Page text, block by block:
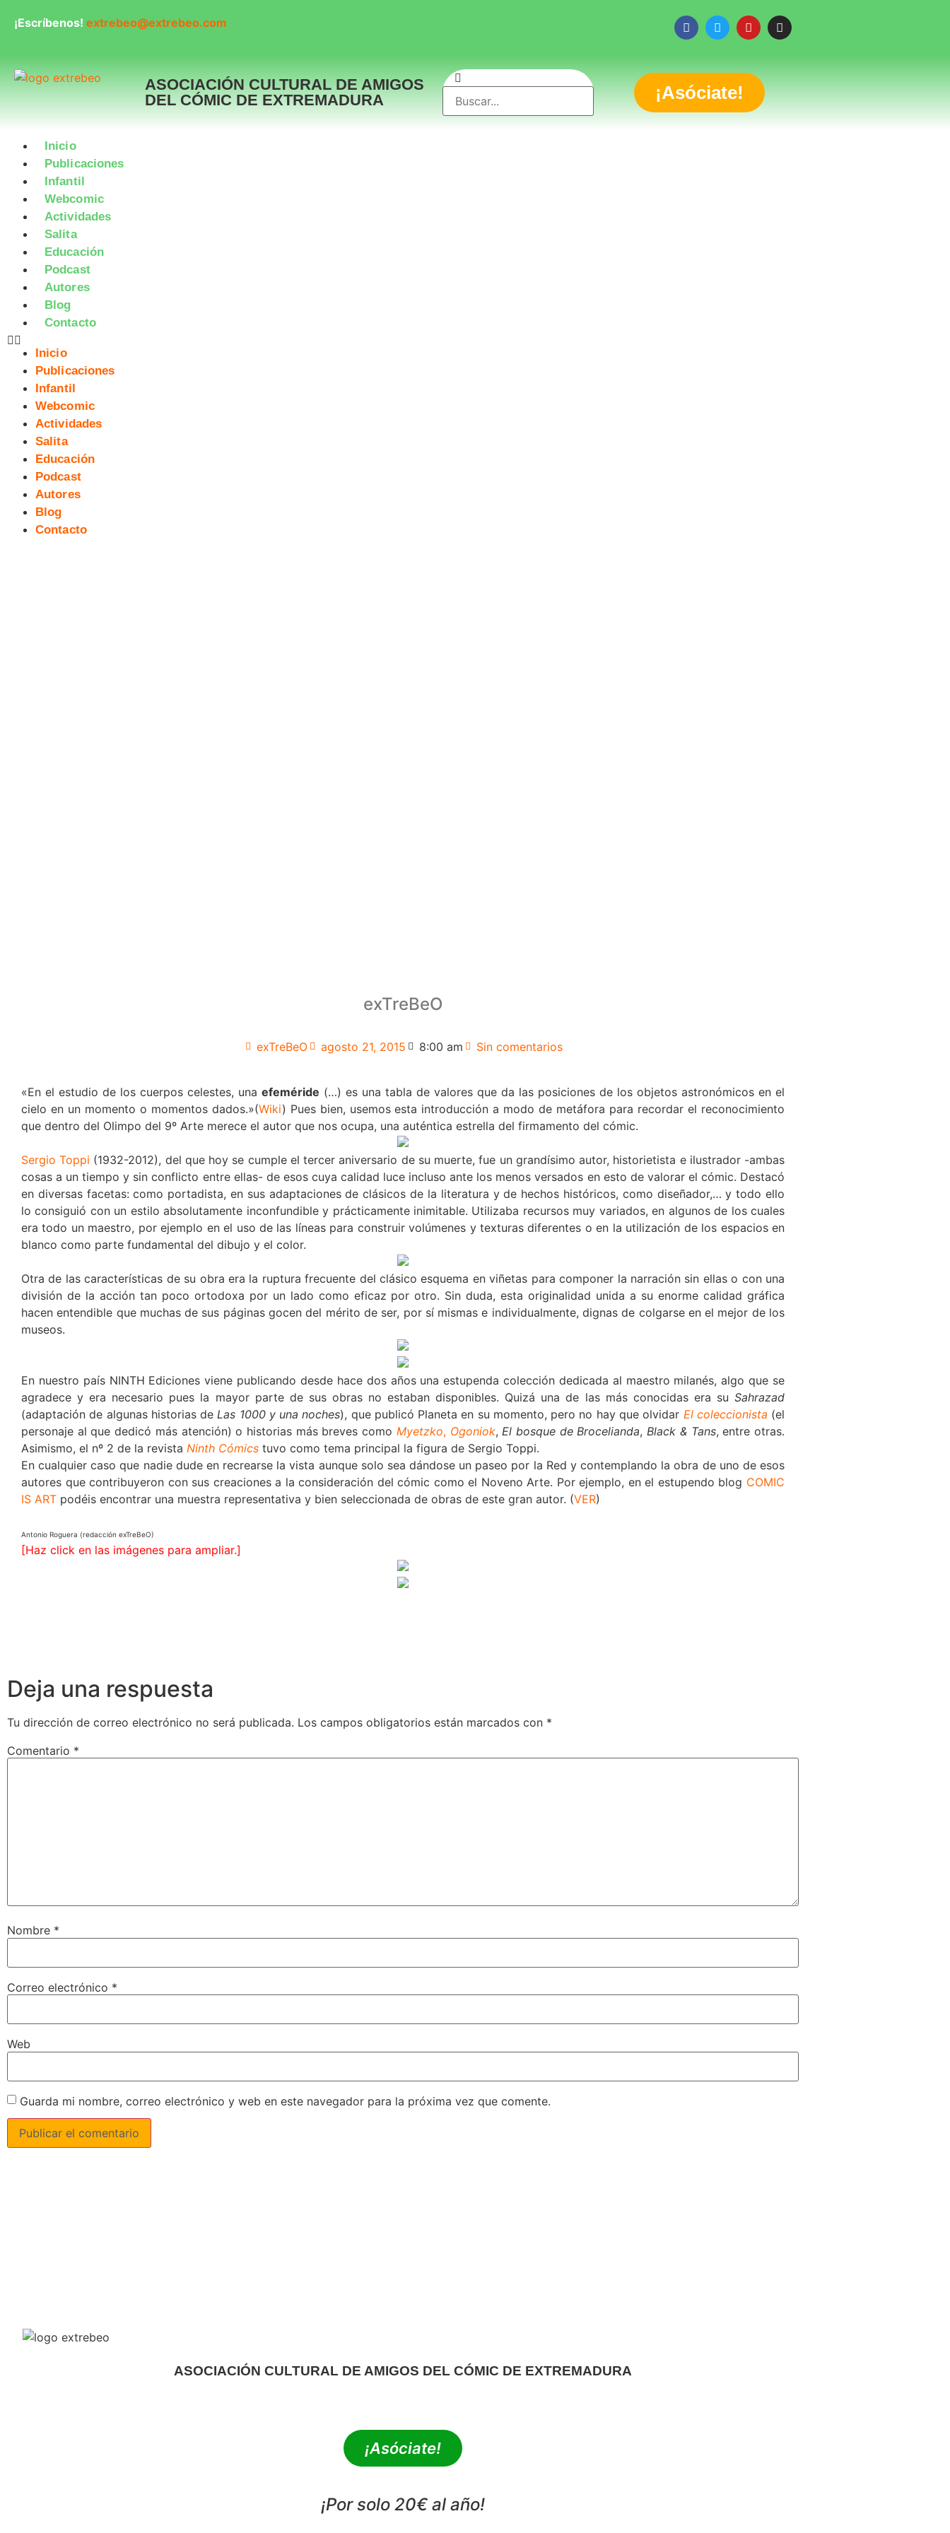
¡Escríbenos! extrebeo@extrebeo.com
ASOCIACIÓN CULTURAL DE AMIGOS
DEL CÓMIC DE EXTREMADURA
¡Asóciate!
Inicio
Publicaciones
Infantil
Webcomic
Actividades
Salita
Educación
Podcast
Autores
Blog
Contacto
Inicio
Publicaciones
Infantil
Webcomic
Actividades
Salita
Educación
Podcast
Autores
Blog
Contacto
exTreBeO
exTreBeO agosto 21, 2015 8:00 am Sin comentarios
«En el estudio de los cuerpos celestes, una efeméride (…) es una tabla de valores que da las posiciones de los objetos astronómicos en el
cielo en un momento o momentos dados.»(Wiki) Pues bien, usemos esta introducción a modo de metáfora para recordar el reconocimiento
que dentro del Olimpo del 9º Arte merece el autor que nos ocupa, una auténtica estrella del firmamento del cómic.
Sergio Toppi (1932-2012), del que hoy se cumple el tercer aniversario de su muerte, fue un grandísimo autor, historietista e ilustrador -ambas
cosas a un tiempo y sin conflicto entre ellas- de esos cuya calidad luce incluso ante los menos versados en esto de valorar el cómic. Destacó
en diversas facetas: como portadista, en sus adaptaciones de clásicos de la literatura y de hechos históricos, como diseñador,… y todo ello
lo consiguió con un estilo absolutamente inconfundible y prácticamente inimitable. Utilizaba recursos muy variados, en algunos de los cuales
era todo un maestro, por ejemplo en el uso de las líneas para construir volúmenes y texturas diferentes o en la utilización de los espacios en
blanco como parte fundamental del dibujo y el color.
Otra de las características de su obra era la ruptura frecuente del clásico esquema en viñetas para componer la narración sin ellas o con una
división de la acción tan poco ortodoxa por un lado como eficaz por otro. Sin duda, esta originalidad unida a su enorme calidad gráfica
hacen entendible que muchas de sus páginas gocen del mérito de ser, por sí mismas e individualmente, dignas de colgarse en el mejor de los
museos.
En nuestro país NINTH Ediciones viene publicando desde hace dos años una estupenda colección dedicada al maestro milanés, algo que se
agradece y era necesario pues la mayor parte de sus obras no estaban disponibles. Quizá una de las más conocidas era su Sahrazad
(adaptación de algunas historias de Las 1000 y una noches), que publicó Planeta en su momento, pero no hay que olvidar El coleccionista (el
personaje al que dedicó más atención) o historias más breves como Myetzko, Ogoniok, El bosque de Brocelianda, Black & Tans, entre otras.
Asimismo, el nº 2 de la revista Ninth Cómics tuvo como tema principal la figura de Sergio Toppi.
En cualquier caso que nadie dude en recrearse la vista aunque solo sea dándose un paseo por la Red y contemplando la obra de uno de esos
autores que contribuyeron con sus creaciones a la consideración del cómic como el Noveno Arte. Por ejemplo, en el estupendo blog COMIC
IS ART podéis encontrar una muestra representativa y bien seleccionada de obras de este gran autor. (VER)
Antonio Roguera (redacción exTreBeO)
[Haz click en las imágenes para ampliar.]
Deja una respuesta
Tu dirección de correo electrónico no será publicada. Los campos obligatorios están marcados con *
Comentario *
Nombre *
Correo electrónico *
Web
Guarda mi nombre, correo electrónico y web en este navegador para la próxima vez que comente.
ASOCIACIÓN CULTURAL DE AMIGOS DEL CÓMIC DE EXTREMADURA
¡Asóciate!
¡Por solo 20€ al año!